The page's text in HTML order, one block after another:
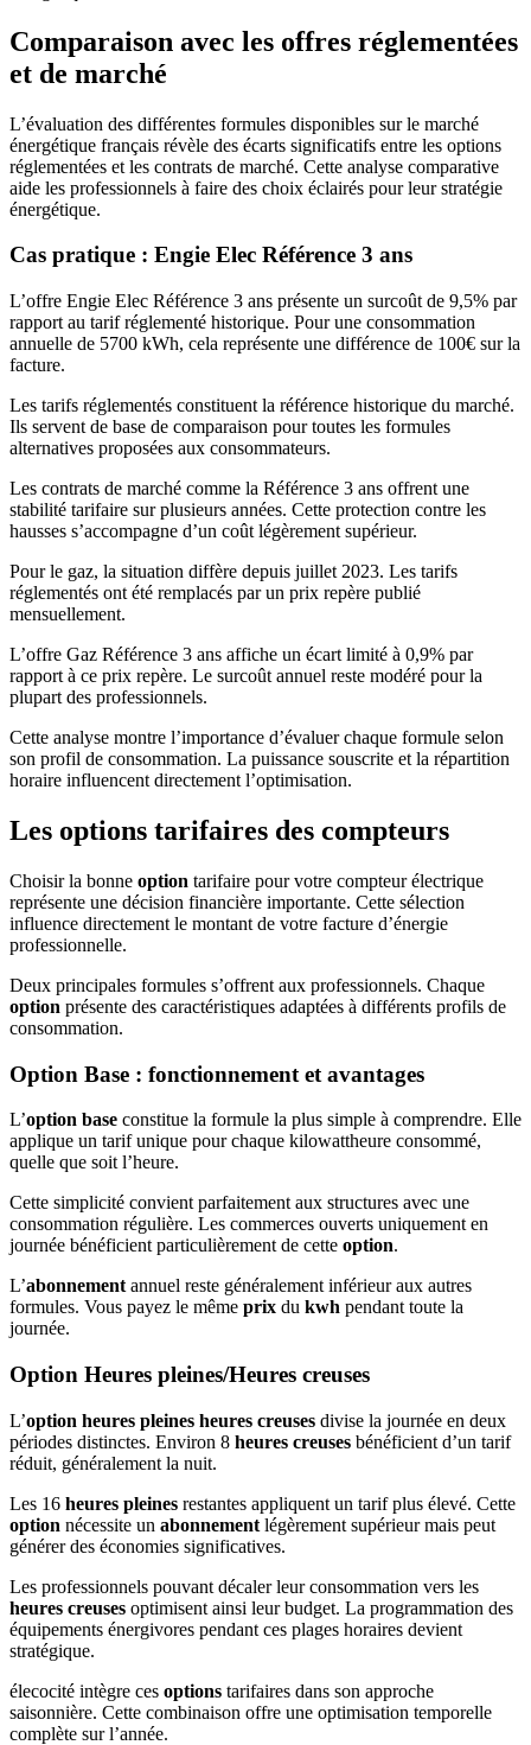
Comparaison avec les offres réglementées
et de marché
L’évaluation des différentes formules disponibles sur le marché
énergétique français révèle des écarts significatifs entre les options
réglementées et les contrats de marché. Cette analyse comparative
aide les professionnels à faire des choix éclairés pour leur stratégie
énergétique.
Cas pratique : Engie Elec Référence 3 ans
L’offre Engie Elec Référence 3 ans présente un surcoût de 9,5% par
rapport au tarif réglementé historique. Pour une consommation
annuelle de 5700 kWh, cela représente une différence de 100€ sur la
facture.
Les tarifs réglementés constituent la référence historique du marché.
Ils servent de base de comparaison pour toutes les formules
alternatives proposées aux consommateurs.
Les contrats de marché comme la Référence 3 ans offrent une
stabilité tarifaire sur plusieurs années. Cette protection contre les
hausses s’accompagne d’un coût légèrement supérieur.
Pour le gaz, la situation diffère depuis juillet 2023. Les tarifs
réglementés ont été remplacés par un prix repère publié
mensuellement.
L’offre Gaz Référence 3 ans affiche un écart limité à 0,9% par
rapport à ce prix repère. Le surcoût annuel reste modéré pour la
plupart des professionnels.
Cette analyse montre l’importance d’évaluer chaque formule selon
son profil de consommation. La puissance souscrite et la répartition
horaire influencent directement l’optimisation.
Les options tarifaires des compteurs
Choisir la bonne option tarifaire pour votre compteur électrique
représente une décision financière importante. Cette sélection
influence directement le montant de votre facture d’énergie
professionnelle.
Deux principales formules s’offrent aux professionnels. Chaque
option présente des caractéristiques adaptées à différents profils de
consommation.
Option Base : fonctionnement et avantages
L’option base constitue la formule la plus simple à comprendre. Elle
applique un tarif unique pour chaque kilowattheure consommé,
quelle que soit l’heure.
Cette simplicité convient parfaitement aux structures avec une
consommation régulière. Les commerces ouverts uniquement en
journée bénéficient particulièrement de cette option.
L’abonnement annuel reste généralement inférieur aux autres
formules. Vous payez le même prix du kwh pendant toute la
journée.
Option Heures pleines/Heures creuses
L’option heures pleines heures creuses divise la journée en deux
périodes distinctes. Environ 8 heures creuses bénéficient d’un tarif
réduit, généralement la nuit.
Les 16 heures pleines restantes appliquent un tarif plus élevé. Cette
option nécessite un abonnement légèrement supérieur mais peut
générer des économies significatives.
Les professionnels pouvant décaler leur consommation vers les
heures creuses optimisent ainsi leur budget. La programmation des
équipements énergivores pendant ces plages horaires devient
stratégique.
élecocité intègre ces options tarifaires dans son approche
saisonnière. Cette combinaison offre une optimisation temporelle
complète sur l’année.